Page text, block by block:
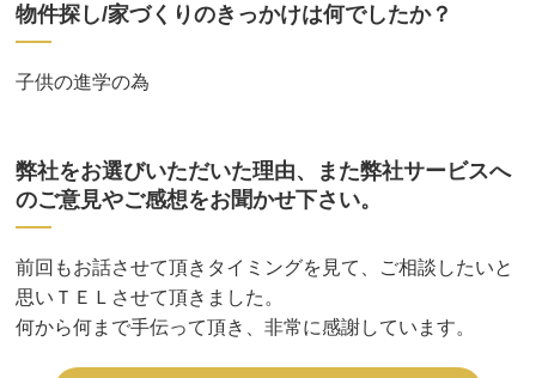
物件探し/家づくりのきっかけは何でしたか？
子供の進学の為
弊社をお選びいただいた理由、また弊社サービスへ
のご意見やご感想をお聞かせ下さい。
前回もお話させて頂きタイミングを見て、ご相談したいと
思いＴＥＬさせて頂きました。
何から何まで手伝って頂き、非常に感謝しています。